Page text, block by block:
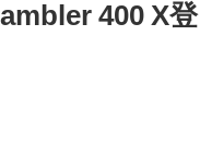
400 X登